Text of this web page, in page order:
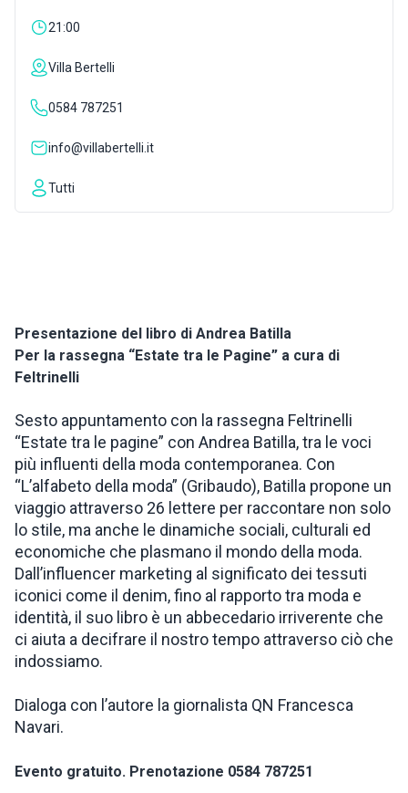
VILLA BERTELLI
WEBCAM
CONTATTI
21:00
Villa Bertelli
0584 787251
info@villabertelli.it
Tutti
Presentazione del libro di Andrea Batilla
Per la rassegna “Estate tra le Pagine” a cura di
Feltrinelli
Sesto appuntamento con la rassegna Feltrinelli
“Estate tra le pagine” con Andrea Batilla, tra le voci
più influenti della moda contemporanea. Con
“L’alfabeto della moda” (Gribaudo), Batilla propone un
viaggio attraverso 26 lettere per raccontare non solo
lo stile, ma anche le dinamiche sociali, culturali ed
economiche che plasmano il mondo della moda.
Dall’influencer marketing al significato dei tessuti
iconici come il denim, fino al rapporto tra moda e
identità, il suo libro è un abbecedario irriverente che
ci aiuta a decifrare il nostro tempo attraverso ciò che
indossiamo.
Dialoga con l’autore la giornalista QN Francesca
Navari.
Evento gratuito. Prenotazione 0584 787251